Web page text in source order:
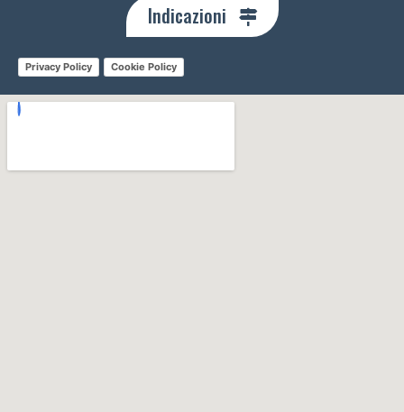
Indicazioni
Privacy Policy Cookie Policy